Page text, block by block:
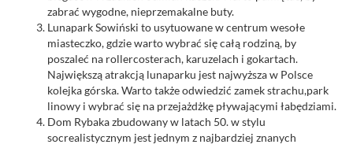
zabrać wygodne, nieprzemakalne buty.
Lunapark Sowiński to usytuowane w centrum wesołe
miasteczko, gdzie warto wybrać się całą rodziną, by
poszaleć na rollercosterach, karuzelach i gokartach.
Największą atrakcją lunaparku jest najwyższa w Polsce
kolejka górska. Warto także odwiedzić zamek strachu,park
linowy i wybrać się na przejażdżkę pływającymi łabędziami.
Dom Rybaka zbudowany w latach 50. w stylu
socrealistycznym jest jednym z najbardziej znanych